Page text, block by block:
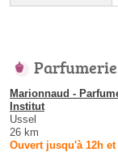
Marionnaud -
Institut
Ussel
26 km
Ouvert jusqu'à 12h